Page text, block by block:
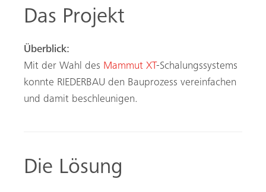
Das Projekt
Überblick:
Mit der Wahl des Mammut XT-Schalungssystems
konnte RIEDERBAU den Bauprozess vereinfachen
und damit beschleunigen.
Die Lösung